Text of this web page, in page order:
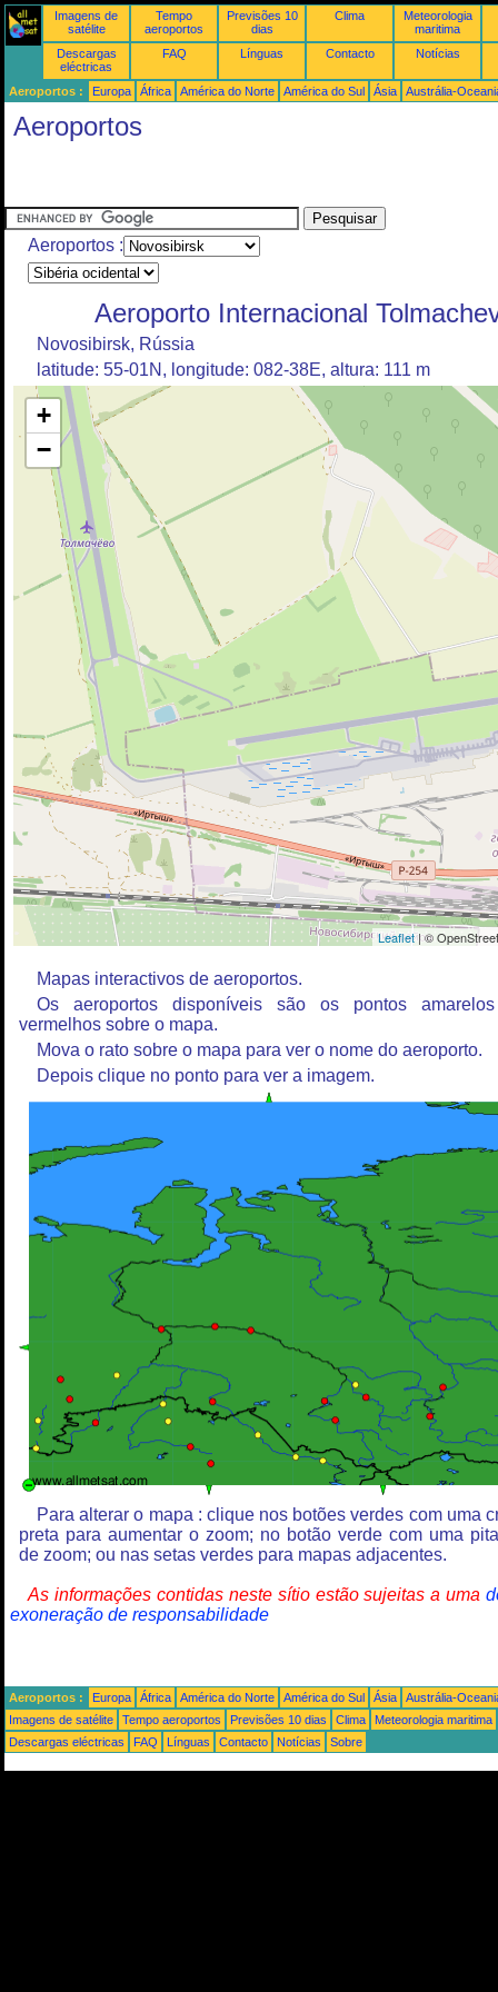
Imagens de
satélite
Tempo
aeroportos
Previsões 10
dias
Clima
Meteorologia
maritima
Descargas
eléctricas
FAQ Línguas Contacto Notícias
Aeroportos : Europa África América do Norte América do Sul Ásia Austrália-
Aeroportos
Aeroportos :
Aeroporto Internacional
Novosibirsk, Rússia
latitude: 55-01N, longitude: 082-38E, altura: 111 m
+
−
Leaflet| ©
Mapas interactivos de aeroportos.
Os aeroportos disponíveis são os pontos
vermelhos sobre o mapa.
Mova o rato sobre o mapa para ver o nome do aeroporto.
Depois clique no ponto para ver a imagem.
Para alterar o mapa : clique nos botões verdes com uma
preta para aumentar o zoom; no botão verde com uma
de zoom; ou nas setas verdes para mapas adjacentes.
As informações contidas neste sítio estão sujeitas a uma
exoneração de responsabilidade
Aeroportos : Europa África América do Norte América do Sul Ásia
Austrália-
Imagens de satélite
Tempo aeroportos Previsões 10 dias Clima
Meteorologia maritima
Descargas eléctricas
FAQ Línguas Contacto Notícias Sobre